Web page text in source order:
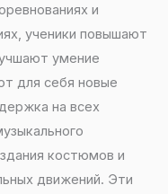
и
ученики повышают
умение
для себя новые
на всех
костюмов и
движений. Эти